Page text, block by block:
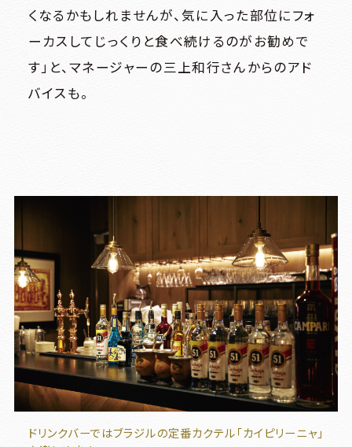
くなるかもしれませんが、気に入った部位にフォ
ーカスしてじっくりと食べ続けるのがお勧めで
す」と、マネージャーの三上和行さんからのアド
バイスも。
ドリンクバーではブラジルの定番カクテル「カイピリーニャ」